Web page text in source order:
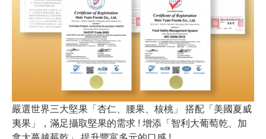
嚴選世界三大堅果「杏仁、腰果、核桃」 搭配「美國夏威
夷果」，滿足攝取堅果的需求 ! 增添「智利大葡萄乾、加